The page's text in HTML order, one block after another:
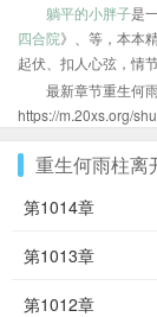
躺平的小胖子是
四合院》、等，本本
起伏、扣人心弦，情
最新章节重生何
https://m.20xs.org/
重生何雨柱离
第1014章
第1013章
第1012章